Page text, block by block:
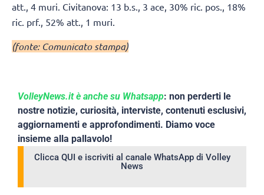
att., 4 muri. Civitanova: 13 b.s., 3 ace, 30% ric. pos., 18%
ric. prf., 52% att., 1 muri.
(fonte: Comunicato stampa)
VolleyNews.it è anche su Whatsapp: non perderti le
nostre notizie, curiosità, interviste, contenuti esclusivi,
aggiornamenti e approfondimenti. Diamo voce
insieme alla pallavolo!
Clicca QUI e iscriviti al canale WhatsApp di Volley
News